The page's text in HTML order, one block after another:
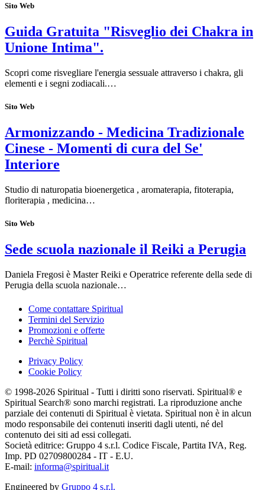
Sito Web
Guida Gratuita "Risveglio dei Chakra in
Unione Intima".
Scopri come risvegliare l'energia sessuale attraverso i chakra, gli
elementi e i segni zodiacali.…
Sito Web
Armonizzando - Medicina Tradizionale
Cinese - Momenti di cura del Se'
Interiore
Studio di naturopatia bioenergetica , aromaterapia, fitoterapia,
floriterapia , medicina…
Sito Web
Sede scuola nazionale il Reiki a Perugia
Daniela Fregosi è Master Reiki e Operatrice referente della sede di
Perugia della scuola nazionale…
Come contattare Spiritual
Termini del Servizio
Promozioni e offerte
Perchè Spiritual
Privacy Policy
Cookie Policy
© 1998-2026 Spiritual - Tutti i diritti sono riservati. Spiritual® e
Spiritual Search® sono marchi registrati. La riproduzione anche
parziale dei contenuti di Spiritual è vietata. Spiritual non è in alcun
modo responsabile dei contenuti inseriti dagli utenti, né del
contenuto dei siti ad essi collegati.
Società editrice: Gruppo 4 s.r.l. Codice Fiscale, Partita IVA, Reg.
Imp. PD 02709800284 - IT - E.U.
E-mail: informa@spiritual.it
Engineered by Gruppo 4 s.r.l.